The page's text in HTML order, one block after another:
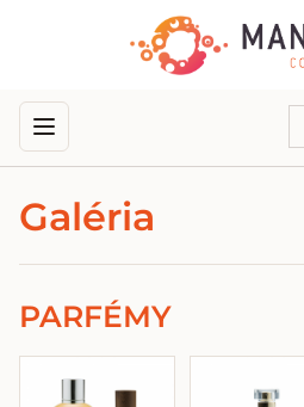
Galéria
PARFÉMY